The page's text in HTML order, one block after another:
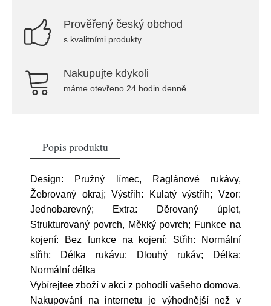
Prověřený český obchod
s kvalitními produkty
Nakupujte kdykoli
máme otevřeno 24 hodin denně
Popis produktu
Design: Pružný límec, Raglánové rukávy,
Žebrovaný okraj; Výstřih: Kulatý výstřih; Vzor:
Jednobarevný; Extra: Děrovaný úplet,
Strukturovaný povrch, Měkký povrch; Funkce na
kojení: Bez funkce na kojení; Střih: Normální
střih; Délka rukávu: Dlouhý rukáv; Délka:
Normální délka
Vybírejtee zboží v akci z pohodlí vašeho domova.
Nakupování na internetu je výhodnější než v